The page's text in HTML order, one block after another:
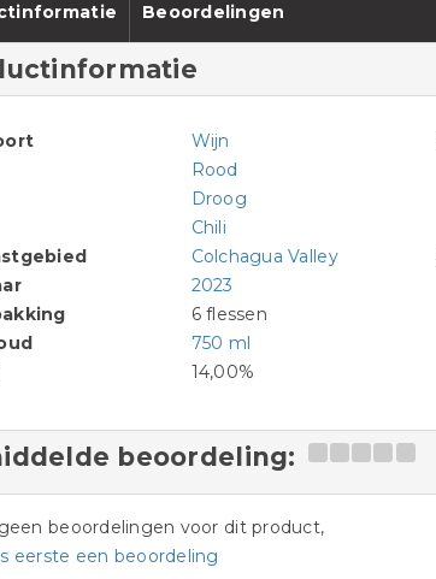
Beoordelingen
Wijn
Rood
Droog
Chili
Colchagua Valley
2023
6 flessen
750 ml
14,00%
beoordeling:
beoordelingen voor dit product,
eerste een beoordeling